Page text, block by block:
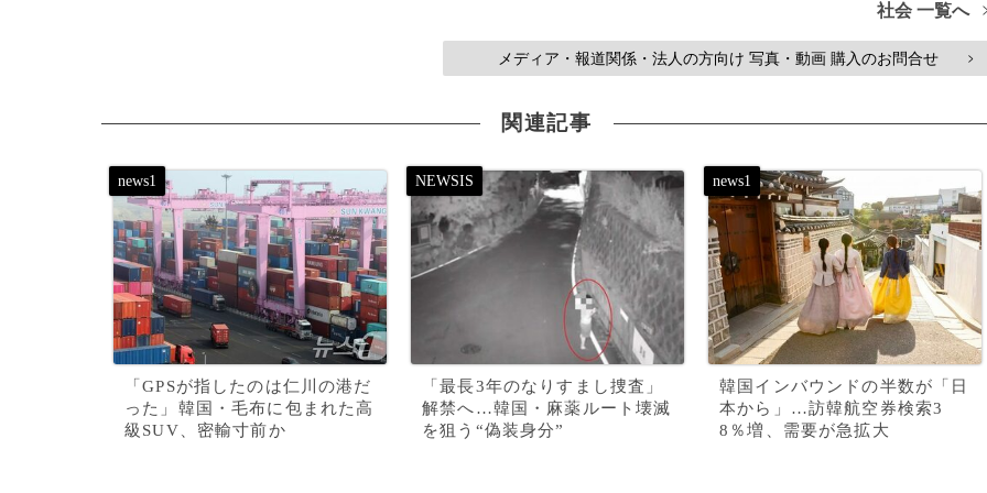
社会 一覧へ
メディア・報道関係・法人の方向け 写真・動画 購入のお問合せ >
関連記事
「GPSが指したのは仁川の港だ
った」韓国・毛布に包まれた高
級SUV、密輸寸前か
「最長3年のなりすまし捜査」
解禁へ…韓国・麻薬ルート壊滅
を狙う“偽装身分”
韓国インバウンドの半数が「日
本から」…訪韓航空券検索3
8％増、需要が急拡大